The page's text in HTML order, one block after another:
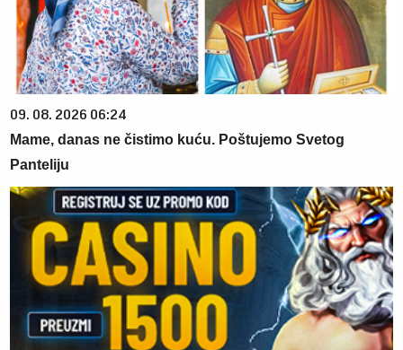
09. 08. 2026 06:24
Mame, danas ne čistimo kuću. Poštujemo Svetog
Panteliju